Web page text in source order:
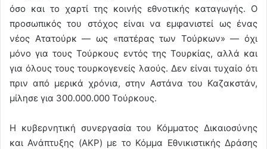
όσο και το χαρτί της κοινής εθνοτικής καταγωγής. Ο
προσωπικός του στόχος είναι να εμφανιστεί ως ένας
νέος Ατατούρκ — ως «πατέρας των Τούρκων» — όχι
μόνο για τους Τούρκους εντός της Τουρκίας, αλλά και
για όλους τους τουρκογενείς λαούς. Δεν είναι τυχαίο ότι
πριν από μερικά χρόνια, στην Αστάνα του Καζακστάν,
μίλησε για 300.000.000 Τούρκους.
Η κυβερνητική συνεργασία του Κόμματος Δικαιοσύνης
και Ανάπτυξης (AKP) με το Κόμμα Εθνικιστικής Δράσης